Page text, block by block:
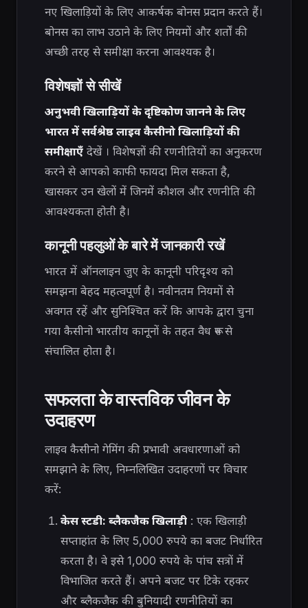
नए खिलाड़ियों के लिए आकर्षक बोनस प्रदान करते हैं।
बोनस का लाभ उठाने के लिए नियमों और शर्तों की
अच्छी तरह से समीक्षा करना आवश्यक है।
विशेषज्ञों से सीखें
अनुभवी खिलाड़ियों के दृष्टिकोण जानने के लिए
भारत में सर्वश्रेष्ठ लाइव कैसीनो खिलाड़ियों की
समीक्षाएँ देखें । विशेषज्ञों की रणनीतियों का अनुकरण
करने से आपको काफी फायदा मिल सकता है,
खासकर उन खेलों में जिनमें कौशल और रणनीति की
आवश्यकता होती है।
कानूनी पहलुओं के बारे में जानकारी रखें
भारत में ऑनलाइन जुए के कानूनी परिदृश्य को
समझना बेहद महत्वपूर्ण है। नवीनतम नियमों से
अवगत रहें और सुनिश्चित करें कि आपके द्वारा चुना
गया कैसीनो भारतीय कानूनों के तहत वैध रूप से
संचालित होता है।
सफलता के वास्तविक जीवन के
उदाहरण
लाइव कैसीनो गेमिंग की प्रभावी अवधारणाओं को
समझाने के लिए, निम्नलिखित उदाहरणों पर विचार
करें:
केस स्टडी: ब्लैकजैक खिलाड़ी: एक खिलाड़ी
सप्ताहांत के लिए 5,000 रुपये का बजट निर्धारित
करता है। वे इसे 1,000 रुपये के पांच सत्रों में
विभाजित करते हैं। अपने बजट पर टिके रहकर
और ब्लैकजैक की बुनियादी रणनीतियों का